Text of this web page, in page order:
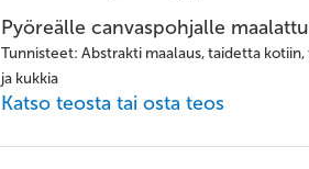
Pyöreälle canvaspohjalle
Tunnisteet: Abstrakti maalaus, taidetta
ja kukkia
Katso teosta tai osta teos